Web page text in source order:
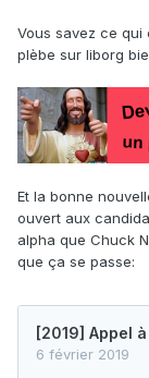
Vous savez ce qui
plèbe sur liborg
Et la bonne
ouvert aux
alpha que Chuck
que ça se passe: